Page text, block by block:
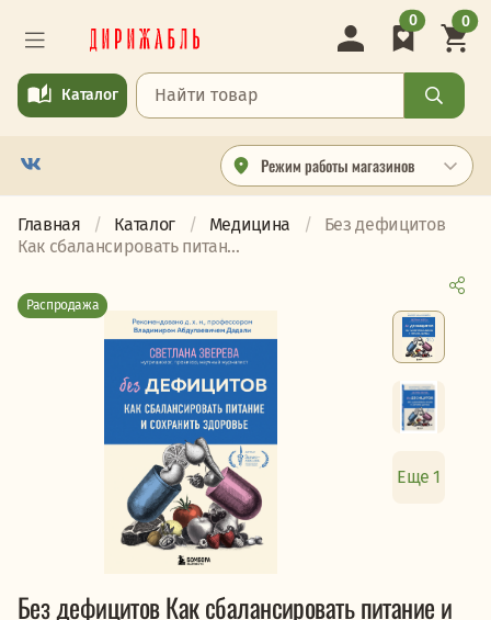
Режим работы магазинов
Каталог
0 0
Главная Каталог Медицина
Без дефицитов
Как сбалансировать питан...
Распродажа
Еще 1
Без дефицитов Как сбалансировать питание и